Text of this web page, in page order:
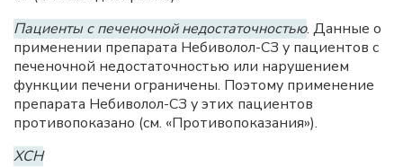
Пациенты с печеночной недостаточностью. Данные о
применении препарата Небиволол-СЗ у пациентов с
печеночной недостаточностью или нарушением
функции печени ограничены. Поэтому применение
препарата Небиволол-СЗ у этих пациентов
противопоказано (см. «Противопоказания»).
ХСН